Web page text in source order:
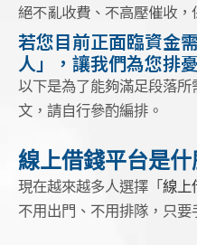
絕不亂收費、不高壓催收
若您目前正面臨資金
人」，讓我們為您排
以下是為了能夠滿足段落
文，請自行參酌編排。
線上借錢平台是什
現在越來越多人選擇「 線上
不用出門、不用排隊，只要